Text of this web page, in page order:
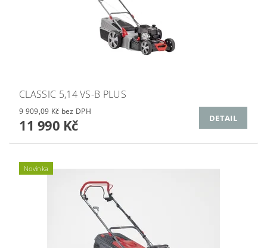
CLASSIC 5,14 VS-B PLUS
9 909,09 Kč bez DPH
11 990 Kč DETAIL
Novinka